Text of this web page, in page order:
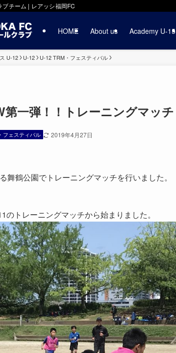
チーム | レアッシ福岡FC
HOME About us Academy U-15
U-12 U-12 U-12 TRM・フェスティバル
第一弾！！トレーニングマッチ
フェスティバル 2019年4月27日
舞鶴公園でトレーニングマッチを行いました。
トレーニングマッチから始まりました。